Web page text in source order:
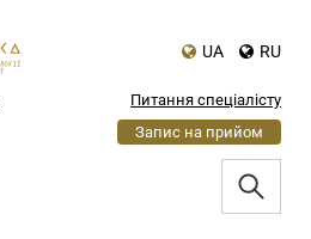
UA RU
Питання спеціалісту
Запис на прийом